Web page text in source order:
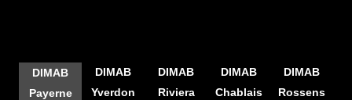
DIMAB
Payerne
DIMAB
Yverdon
DIMAB
Riviera
DIMAB
Chablais
DIMAB
Rossens